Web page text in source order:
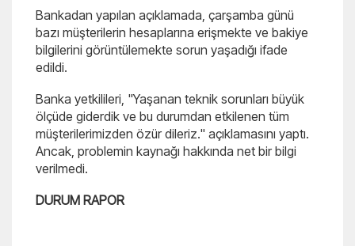
Bankadan yapılan açıklamada, çarşamba günü
bazı müşterilerin hesaplarına erişmekte ve bakiye
bilgilerini görüntülemekte sorun yaşadığı ifade
edildi.
Banka yetkilileri, "Yaşanan teknik sorunları büyük
ölçüde giderdik ve bu durumdan etkilenen tüm
müşterilerimizden özür dileriz." açıklamasını yaptı.
Ancak, problemin kaynağı hakkında net bir bilgi
verilmedi.
DURUM RAPOR